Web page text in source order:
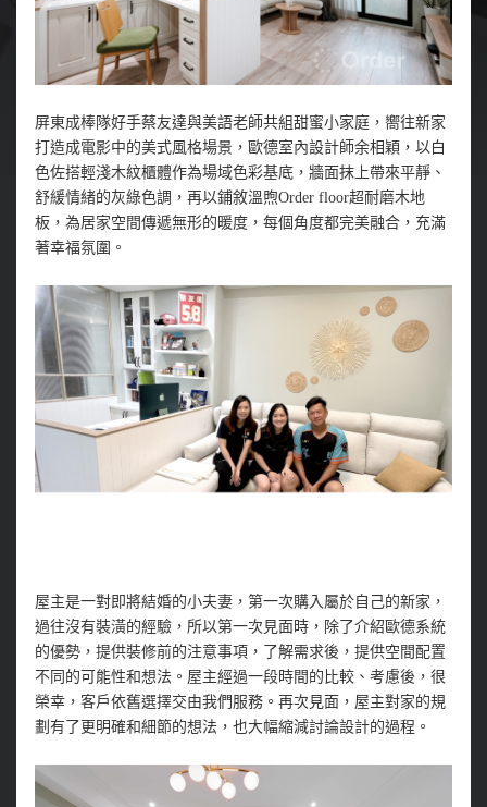
屏東成棒隊好手蔡友達與美語老師共組甜蜜小家庭，嚮往新家
打造成電影中的美式風格場景，歐德室內設計師余相穎，以白
色佐搭輕淺木紋櫃體作為場域色彩基底，牆面抹上帶來平靜、
舒緩情緒的灰綠色調，再以鋪敘溫煦Order floor超耐磨木地
板，為居家空間傳遞無形的暖度，每個角度都完美融合，充滿
著幸福氛圍。
屋主是一對即將結婚的小夫妻，第一次購入屬於自己的新家，
過往沒有裝潢的經驗，所以第一次見面時，除了介紹歐德系統
的優勢，提供裝修前的注意事項，了解需求後，提供空間配置
不同的可能性和想法。屋主經過一段時間的比較、考慮後，很
榮幸，客戶依舊選擇交由我們服務。再次見面，屋主對家的規
劃有了更明確和細節的想法，也大幅縮減討論設計的過程。